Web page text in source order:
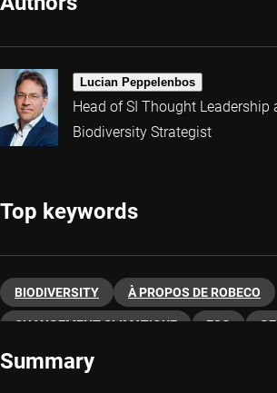
Lucian Peppelenbos
Head of SI Thought Leadership
Biodiversity Strategist
Top keywords
BIODIVERSITY À PROPOS DE ROBECO
CHANGEMENT CLIMATIQUE ESG
Summary